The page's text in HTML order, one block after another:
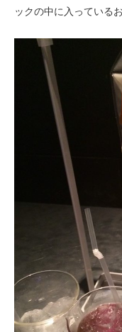
ックの中に入っている